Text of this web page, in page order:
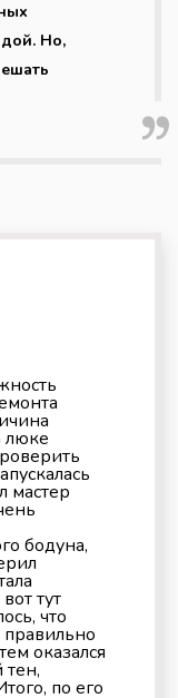
Но,
люке
мастер
бодуна,
тут
что
правильно
оказался
по его